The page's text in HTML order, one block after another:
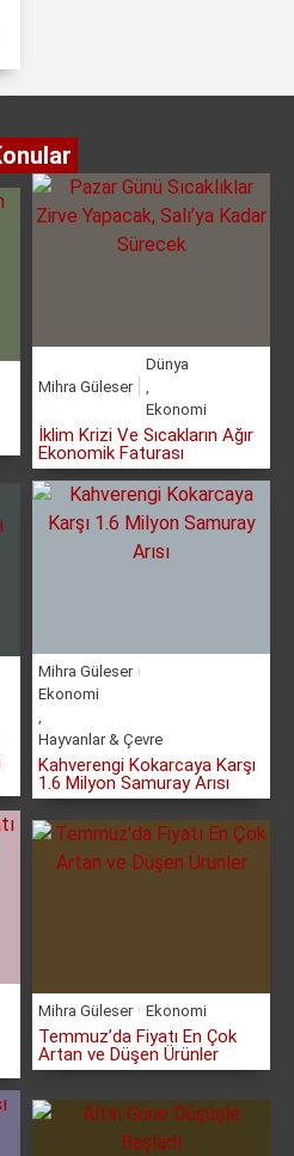
Mihra Güleser
Dünya
,
Ekonomi
İklim Krizi Ve Sıcakların Ağır
Ekonomik Faturası
Mihra Güleser
Ekonomi
,
Hayvanlar & Çevre
Kahverengi Kokarcaya Karşı
1.6 Milyon Samuray Arısı
Mihra Güleser Ekonomi
Temmuz’da Fiyatı En Çok
Artan ve Düşen Ürünler